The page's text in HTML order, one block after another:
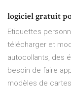
logiciel gratuit
Etiquettes
télécharger et
autocollants, des
besoin de faire
modèles de